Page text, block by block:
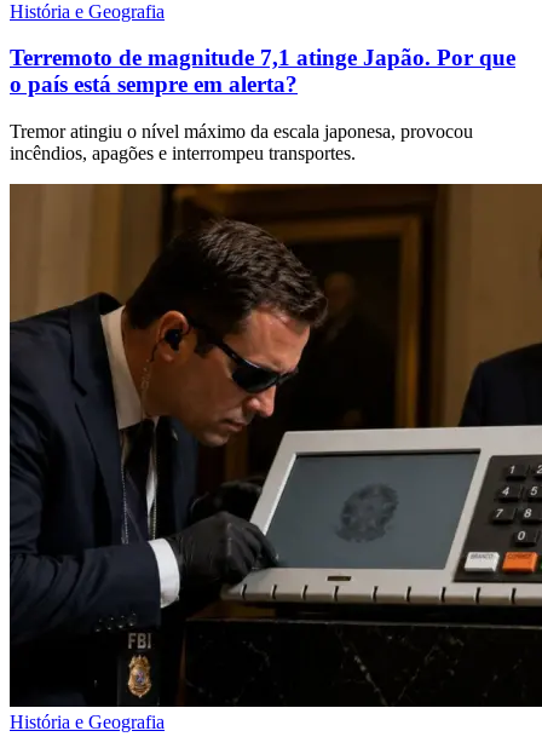
História e Geografia
Terremoto de magnitude 7,1 atinge Japão. Por que
o país está sempre em alerta?
Tremor atingiu o nível máximo da escala japonesa, provocou
incêndios, apagões e interrompeu transportes.
História e Geografia